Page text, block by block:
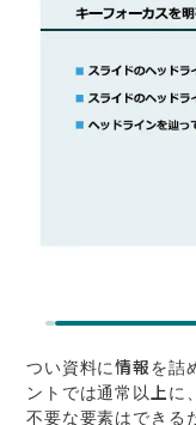
つい資料に情報を詰
ントでは通常以上に
不要な要素はできる